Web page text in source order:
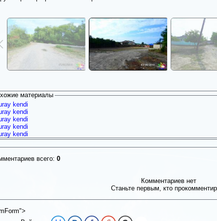
материалы
kendi
kendi
kendi
kendi
kendi
всего: 0
Комментариев нет
Станьте первым, кто